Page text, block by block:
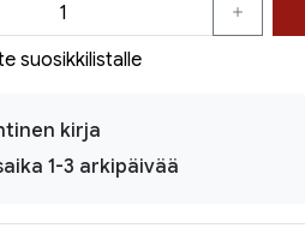
suosikkilistalle
kirja
1-3 arkipäivää